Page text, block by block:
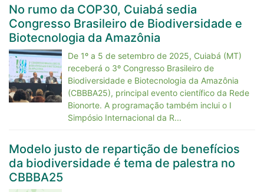
No rumo da COP30, Cuiabá sedia
Congresso Brasileiro de Biodiversidade e
Biotecnologia da Amazônia
De 1º a 5 de setembro de 2025, Cuiabá (MT)
receberá o 3º Congresso Brasileiro de
Biodiversidade e Biotecnologia da Amazônia
(CBBBA25), principal evento científico da Rede
Bionorte. A programação também inclui o I
Simpósio Internacional da R...
Modelo justo de repartição de benefícios
da biodiversidade é tema de palestra no
CBBBA25